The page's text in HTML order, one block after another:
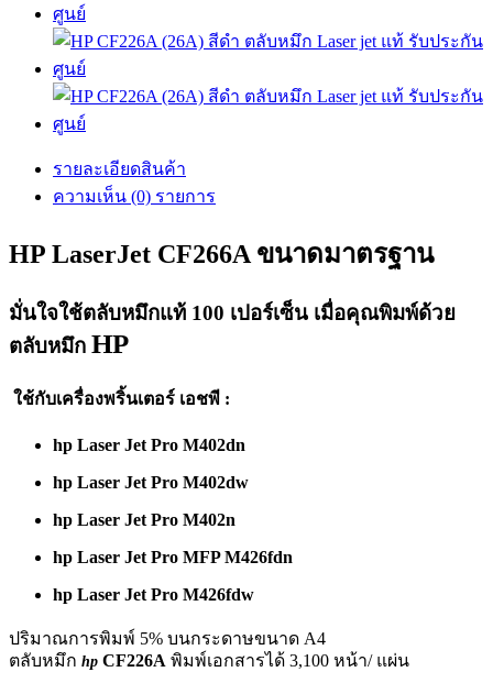
รายละเอียดสินค้า
ความเห็น (0) รายการ
HP LaserJet CF266A ขนาดมาตรฐาน
มั่นใจใช้ตลับหมึกแท้ 100 เปอร์เซ็น เมื่อคุณพิมพ์ด้วย
ตลับหมึก HP
ใช้กับเครื่องพริ้นเตอร์ เอชพี :
hp Laser Jet Pro M402dn
hp Laser Jet Pro M402dw
hp Laser Jet Pro M402n
hp Laser Jet Pro MFP M426fdn
hp Laser Jet Pro M426fdw
ปริมาณการพิมพ์ 5% บนกระดาษขนาด A4
ตลับหมึก hp CF226A พิมพ์เอกสารได้ 3,100 หน้า/ แผ่น